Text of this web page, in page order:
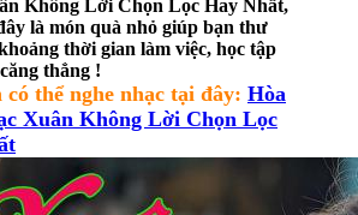
Không Lời Chọn Lọc Hay Nhất,
là món quà nhỏ giúp bạn thư
thời gian làm việc, học tập
thẳng !
có thể nghe nhạc tại đây: Hòa
Xuân Không Lời Chọn Lọc